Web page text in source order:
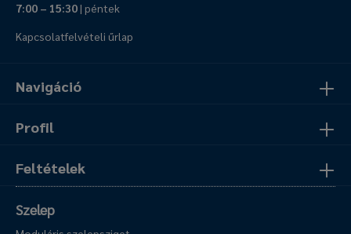
Navigáció
Profil
Feltételek
7:00 – 15:30| péntek
Kapcsolatfelvételi űrlap
Szelep